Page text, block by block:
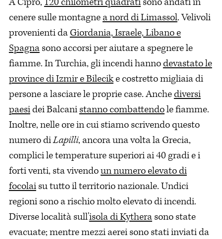
cenere sulle montagnea nord di Limassol. Velivoli
provenienti daGiordania, Israele, Libano e
Spagnasono accorsi per aiutare a spegnere le
fiamme. In Turchia, gli incendi hannodevastato le
province di Izmir e Bilecike costretto migliaia di
persone a lasciare le proprie case. Anchediversi
paesidei Balcanistanno combattendole fiamme.
Inoltre, nelle ore in cui stiamo scrivendo questo
numero diLapilli, ancora una volta la Grecia,
complici le temperature superiori ai 40 gradi e i
forti venti, sta vivendoun numero elevato di
focolaisu tutto il territorio nazionale. Undici
regioni sono a rischio molto elevato di incendi.
Diverse località sull'isola di Kytherasono state
evacuate; mentre mezzi aerei sono stati inviati da